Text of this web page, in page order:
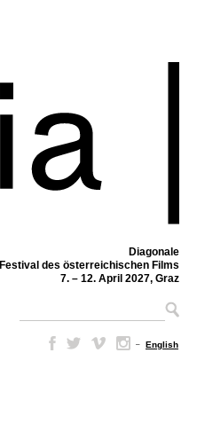
Diagonale
Festival des österreichischen Films
7. – 12. April 2027, Graz
– English